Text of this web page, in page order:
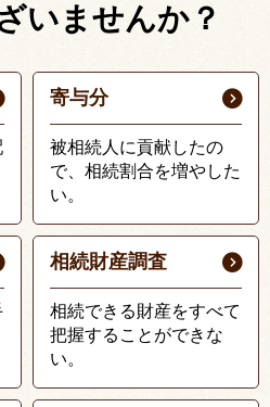
いませんか？
寄与分
被相続人に貢献したの
で、相続割合を増やした
い。
相続財産調査
相続できる財産をすべて
把握することができな
い。